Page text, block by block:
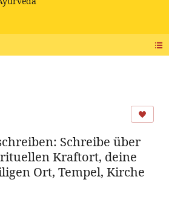
Schreibe über
Kraftort, deine
Ort, Tempel, Kirche